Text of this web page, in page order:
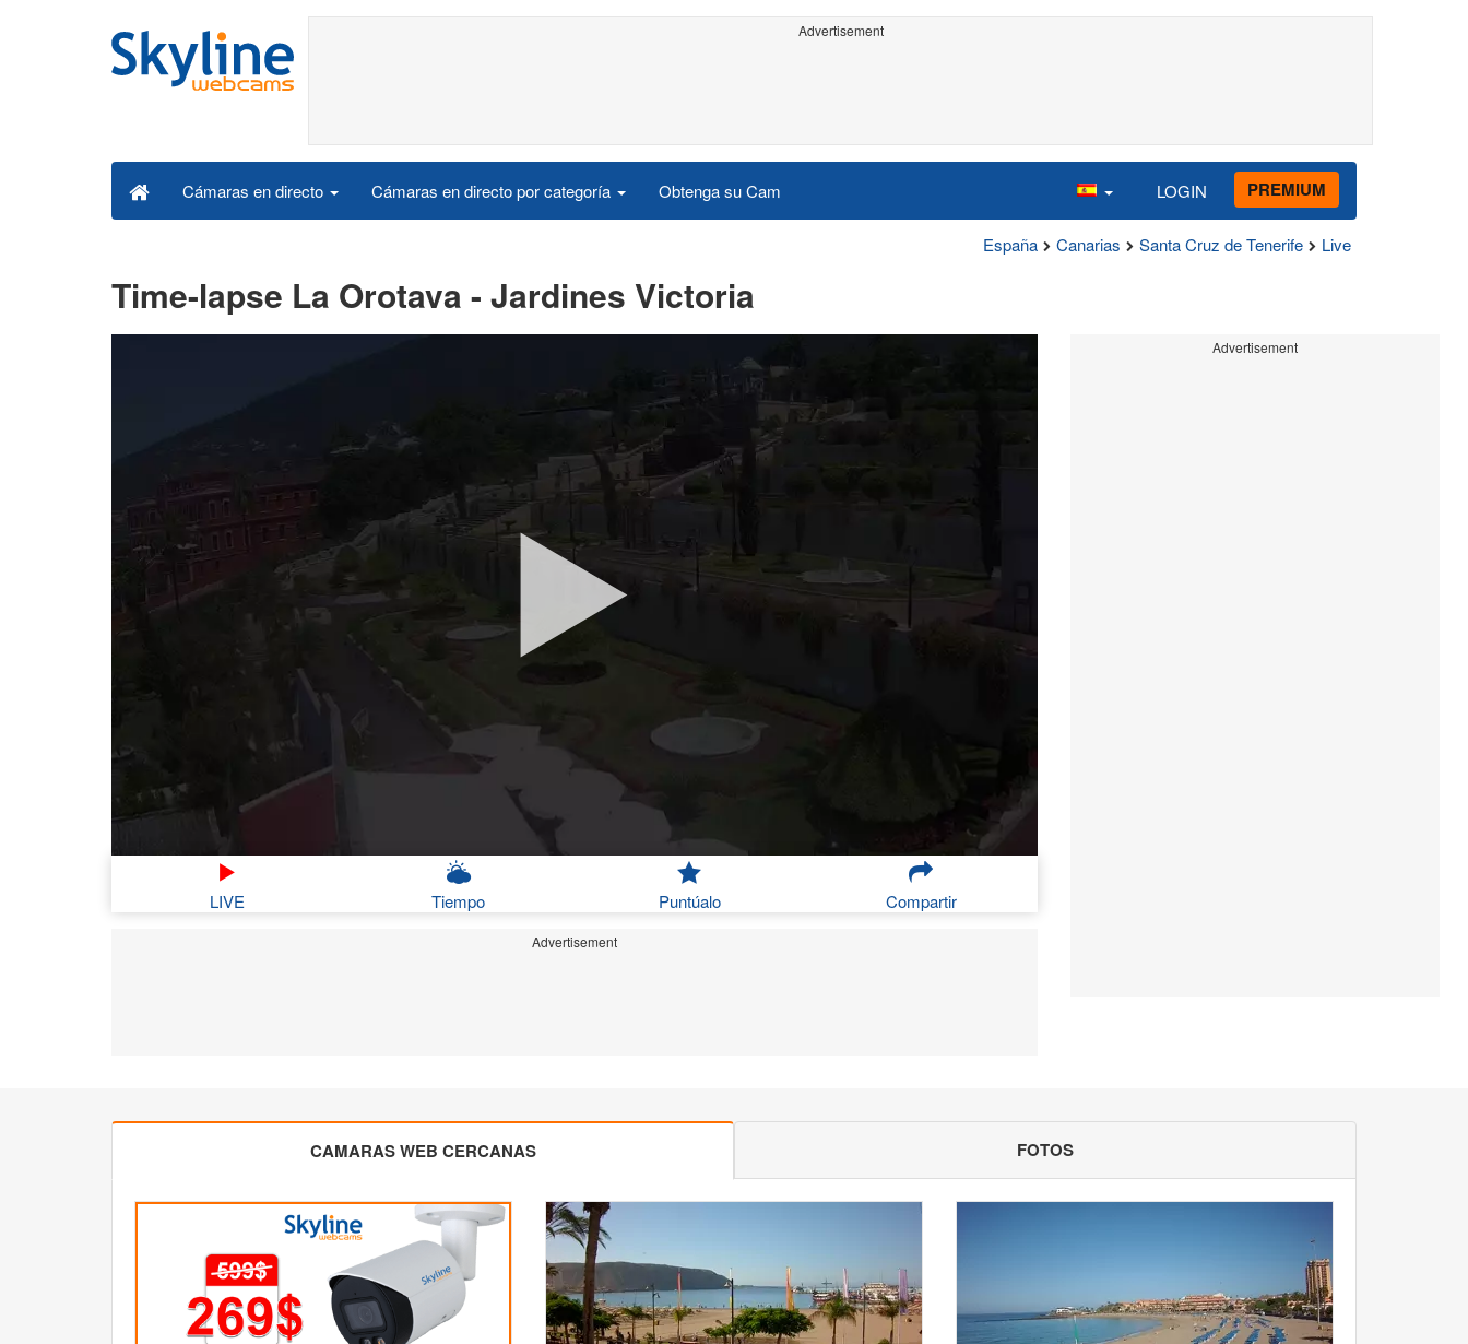
Advertisement
Cámaras en directo Cámaras en directo por categoría Obtenga su Cam LOGIN PREMIUM
España Canarias Santa Cruz de Tenerife Live
Time-lapse La Orotava - Jardines Victoria
LIVE Tiempo Puntúalo Compartir
Advertisement
Advertisement
CAMARAS WEB CERCANAS FOTOS